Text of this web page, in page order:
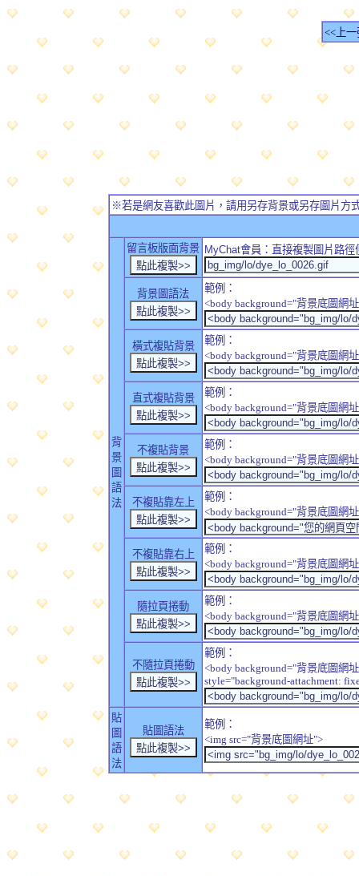
<<上一
※若是網友喜歡此圖片，請用另存背景或另存圖片方
背
景
圖
語
法
留言板版面背景 MyChat會員：直接複製圖片路
背景圖語法
範例：
<body background="背景底圖網
橫式複貼背景
範例：
<body background="背景底圖網
直式複貼背景
範例：
<body background="背景底圖網
不複貼背景
範例：
<body background="背景底圖網
不複貼靠左上
範例：
<body background="背景底圖網
不複貼靠右上
範例：
<body background="背景底圖網
隨拉頁捲動
範例：
<body background="背景底圖網
不隨拉頁捲動
範例：
<body background="背景底圖網
style="background-attachment:
貼
圖
語
法
貼圖語法
範例：
<img src="背景底圖網址">